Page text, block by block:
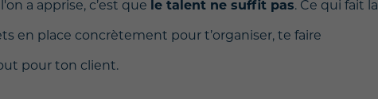
a apprise, c’est que le talent ne suffit pas. Ce qui fait la
en place concrètement pour t’organiser, te faire
pour ton client.